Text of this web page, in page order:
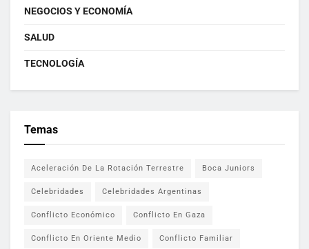
NEGOCIOS Y ECONOMÍA
SALUD
TECNOLOGÍA
Temas
Aceleración De La Rotación Terrestre Boca Juniors
Celebridades Celebridades Argentinas
Conflicto Económico Conflicto En Gaza
Conflicto En Oriente Medio Conflicto Familiar